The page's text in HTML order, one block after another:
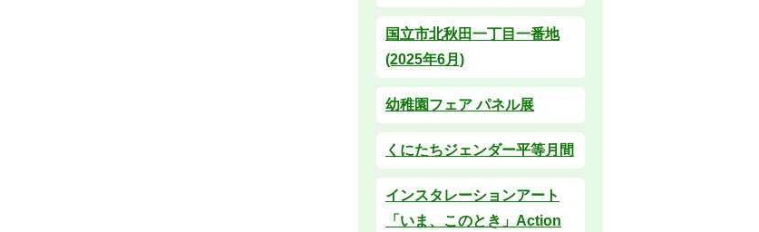
国立市北秋田一丁目一番地
(2025年6月)
幼稚園フェア パネル展
くにたちジェンダー平等月間
インスタレーションアート
「いま、このとき」Action